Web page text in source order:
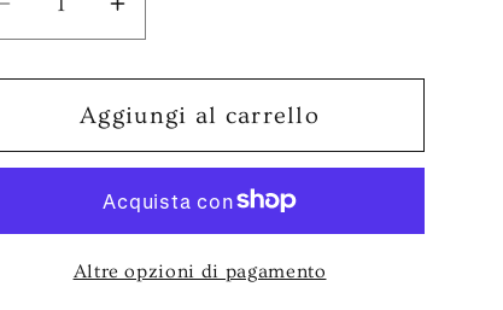
Diminuisci
quantità
per
Bracciale
in
BR562B
Aumenta
quantità
per
Bracciale
in
925
BR562B
Aggiungi al carrello
Altre opzioni di pagamento